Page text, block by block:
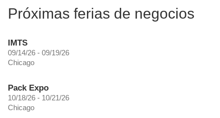
Próximas ferias de negocios
IMTS
09/14/26 - 09/19/26
Chicago
Pack Expo
10/18/26 - 10/21/26
Chicago